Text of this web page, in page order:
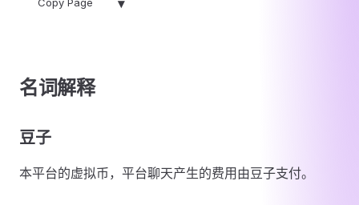
名词解释
豆子
本平台的虚拟币，平台聊天产生的费用由豆子支付。